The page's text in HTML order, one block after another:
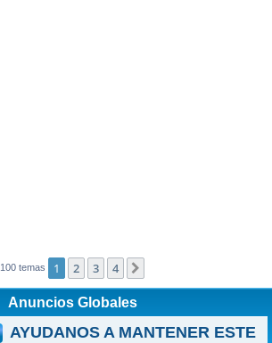
100 temas 1 2 3 4
Anuncios Globales
AYUDANOS A MANTENER ESTE